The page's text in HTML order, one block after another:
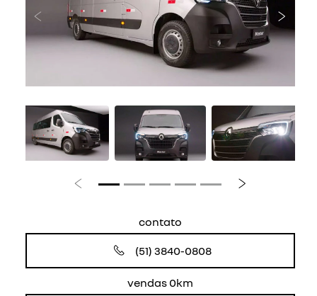
Anterior
Anterior Próximo
contato
(51) 3840-0808
vendas 0km